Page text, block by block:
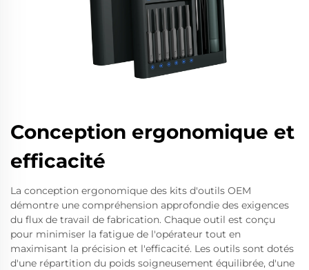
Conception ergonomique et
efficacité
La conception ergonomique des kits d'outils OEM
démontre une compréhension approfondie des exigences
du flux de travail de fabrication. Chaque outil est conçu
pour minimiser la fatigue de l'opérateur tout en
maximisant la précision et l'efficacité. Les outils sont dotés
d'une répartition du poids soigneusement équilibrée, d'une